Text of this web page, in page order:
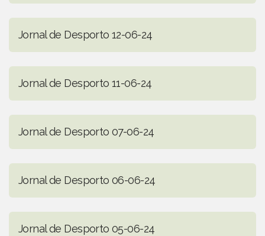
Jornal de Desporto 12-06-24
Jornal de Desporto 11-06-24
Jornal de Desporto 07-06-24
Jornal de Desporto 06-06-24
Jornal de Desporto 05-06-24